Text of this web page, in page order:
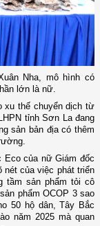
Nha, mô hình có
lớn là nữ.
xu thế chuyển dịch từ
tỉnh Sơn La đang
sản bản địa có thêm
Eco của nữ Giám đốc
nét của việc phát triển
tầm sản phẩm tỏi cô
phẩm OCOP 3 sao
50 hộ dân, Tây Bắc
năm 2025 mà quan